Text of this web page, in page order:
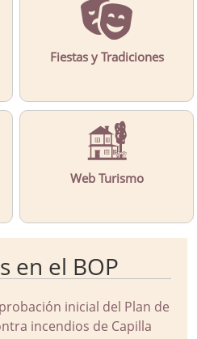
Fiestas y Tradiciones
Web Turismo
en el BOP
inicial del Plan de
incendios de Capilla